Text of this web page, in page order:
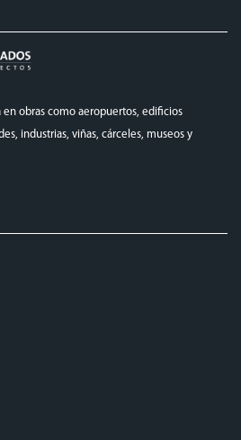
obras como aeropuertos, edificios
industrias, viñas, cárceles, museos y